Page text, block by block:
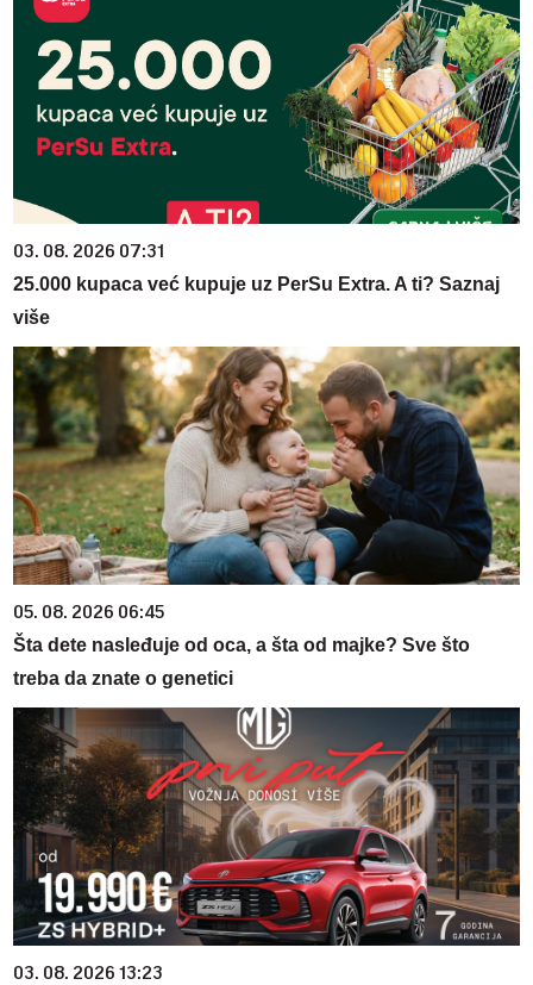
03. 08. 2026 07:31
25.000 kupaca već kupuje uz PerSu Extra. A ti? Saznaj
više
05. 08. 2026 06:45
Šta dete nasleđuje od oca, a šta od majke? Sve što
treba da znate o genetici
03. 08. 2026 13:23